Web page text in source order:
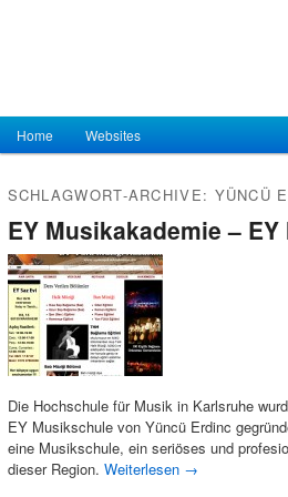
Hauptmenü
Zum Inhalt wechseln
Zum sekundären Inhalt wechseln
Home Websites
SCHLAGWORT-ARCHIVE: YÜNCÜ
EY Musikakademie –
Die Hochschule für Musik in Karlsruhe
EY Musikschule von Yüncü Erdinc
eine Musikschule, ein seriöses und
dieser Region. Weiterlesen →